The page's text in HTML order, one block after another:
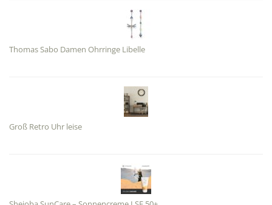
Thomas Sabo Damen Ohrringe Libelle
Groß Retro Uhr leise